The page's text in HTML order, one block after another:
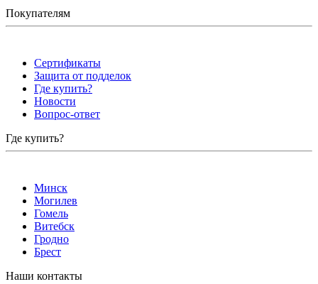
Покупателям
Сертификаты
Защита от подделок
Где купить?
Новости
Вопрос-ответ
Где купить?
Минск
Могилев
Гомель
Витебск
Гродно
Брест
Наши контакты